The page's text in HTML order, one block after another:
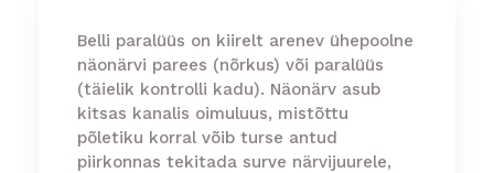
Belli paralüüs on kiirelt arenev ühepoolne
näonärvi parees (nõrkus) või paralüüs
(täielik kontrolli kadu). Näonärv asub
kitsas kanalis oimuluus, mistõttu
põletiku korral võib turse antud
piirkonnas tekitada surve närvijuurele,